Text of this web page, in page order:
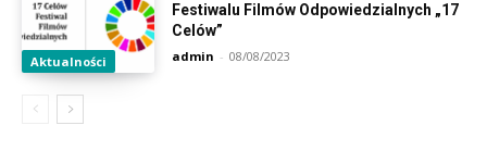
Aktualności
Festiwalu Filmów Odpowiedzialnych „17
Celów”
admin - 08/08/2023